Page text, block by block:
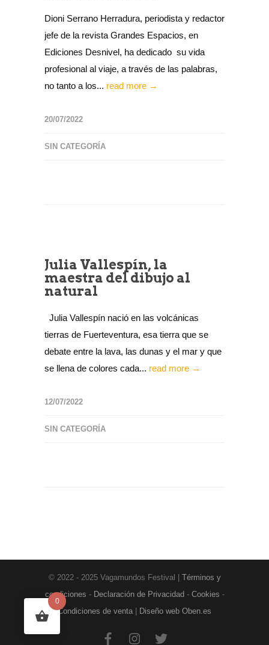
Dioni Serrano Herradura, periodista y redactor
jefe de la revista Grandes Espacios, en
Ediciones Desnivel, ha dedicado su vida
profesional al viaje, a través de las palabras,
no tanto a los... read more →
20/07/2022
SIN CATEGORÍA
Julia Vallespín, la
maestra del dibujo al
natural
Julia Vallespín nació en las volcánicas
tierras de Fuerteventura, esa tierra que se
debate entre la lava, las dunas y el mar y que
se llena de colores cada... read more →
12/07/2022
SIN CATEGORÍA
© 2022 - 2025 Vagamundos Festival | Términos y
condiciones - Declaración de Privacidad - Cookies -
Condiciones de venta
Diseño web Oben.es
0